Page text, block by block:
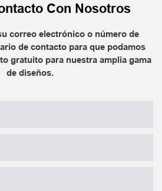
Con Nosotros
correo electrónico o número de
de contacto para que podamos
gratuito para nuestra amplia gama
de diseños.